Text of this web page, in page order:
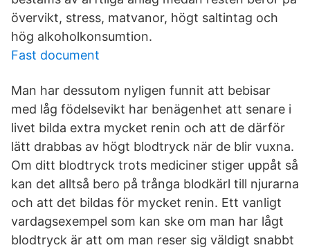
övervikt, stress, matvanor, högt saltintag och
hög alkoholkonsumtion.
Fast document
Man har dessutom nyligen funnit att bebisar
med låg födelsevikt har benägenhet att senare i
livet bilda extra mycket renin och att de därför
lätt drabbas av högt blodtryck när de blir vuxna.
Om ditt blodtryck trots mediciner stiger uppåt så
kan det alltså bero på trånga blodkärl till njurarna
och att det bildas för mycket renin. Ett vanligt
vardagsexempel som kan ske om man har lågt
blodtryck är att om man reser sig väldigt snabbt